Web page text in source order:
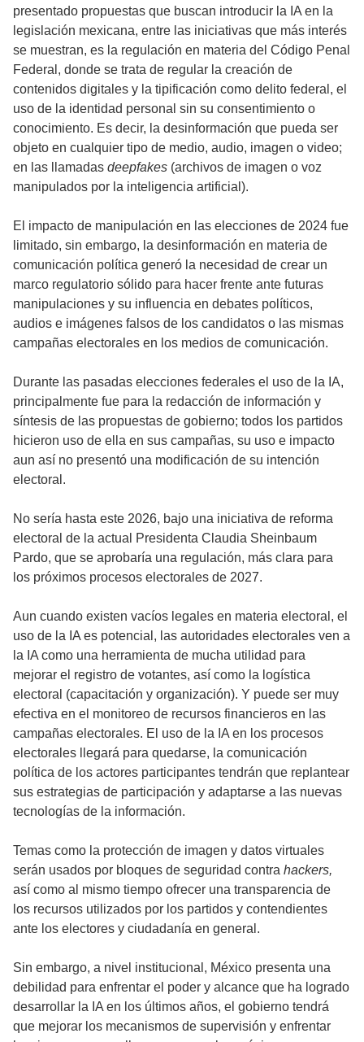
presentado propuestas que buscan introducir la IA en la
legislación mexicana, entre las iniciativas que más interés
se muestran, es la regulación en materia del Código Penal
Federal, donde se trata de regular la creación de
contenidos digitales y la tipificación como delito federal, el
uso de la identidad personal sin su consentimiento o
conocimiento. Es decir, la desinformación que pueda ser
objeto en cualquier tipo de medio, audio, imagen o video;
en las llamadas deepfakes (archivos de imagen o voz
manipulados por la inteligencia artificial).
El impacto de manipulación en las elecciones de 2024 fue
limitado, sin embargo, la desinformación en materia de
comunicación política generó la necesidad de crear un
marco regulatorio sólido para hacer frente ante futuras
manipulaciones y su influencia en debates políticos,
audios e imágenes falsos de los candidatos o las mismas
campañas electorales en los medios de comunicación.
Durante las pasadas elecciones federales el uso de la IA,
principalmente fue para la redacción de información y
síntesis de las propuestas de gobierno; todos los partidos
hicieron uso de ella en sus campañas, su uso e impacto
aun así no presentó una modificación de su intención
electoral.
No sería hasta este 2026, bajo una iniciativa de reforma
electoral de la actual Presidenta Claudia Sheinbaum
Pardo, que se aprobaría una regulación, más clara para
los próximos procesos electorales de 2027.
Aun cuando existen vacíos legales en materia electoral, el
uso de la IA es potencial, las autoridades electorales ven a
la IA como una herramienta de mucha utilidad para
mejorar el registro de votantes, así como la logística
electoral (capacitación y organización). Y puede ser muy
efectiva en el monitoreo de recursos financieros en las
campañas electorales. El uso de la IA en los procesos
electorales llegará para quedarse, la comunicación
política de los actores participantes tendrán que replantear
sus estrategias de participación y adaptarse a las nuevas
tecnologías de la información.
Temas como la protección de imagen y datos virtuales
serán usados por bloques de seguridad contra hackers,
así como al mismo tiempo ofrecer una transparencia de
los recursos utilizados por los partidos y contendientes
ante los electores y ciudadanía en general.
Sin embargo, a nivel institucional, México presenta una
debilidad para enfrentar el poder y alcance que ha logrado
desarrollar la IA en los últimos años, el gobierno tendrá
que mejorar los mecanismos de supervisión y enfrentar